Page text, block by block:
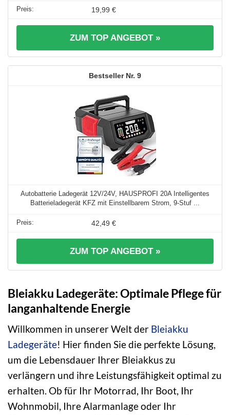
19,99 €
ZUM TOP ANGEBOT »
9
Autobatterie Ladegerät 12V/24V, HAUSPROFI 20A Intelligentes
Batterieladegerät KFZ mit Einstellbarem Strom, 9-Stuf ...
42,49 €
ZUM TOP ANGEBOT »
Bleiakku Ladegeräte: Optimale Pflege für
langanhaltende Energie
Willkommen in unserer Welt der Bleiakku
Ladegeräte! Hier finden Sie die perfekte Lösung,
um die Lebensdauer Ihrer Bleiakkus zu
verlängern und ihre Leistungsfähigkeit optimal zu
erhalten. Ob für Ihr Motorrad, Ihr Boot, Ihr
Wohnmobil, Ihre Alarmanlage oder Ihr